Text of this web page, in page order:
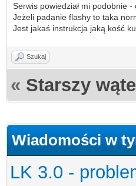
Serwis powiedział mi podobnie -
Jeżeli padanie flashy to taka
Jest jakaś instrukcja jaką kość
Szukaj
« Starszy
Wiadomości w
LK 3.0 -